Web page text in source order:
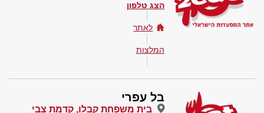
הצג טלפון
לאתר
המלצות
בל עפרי
בית משפחת קבלו, קדמת צבי